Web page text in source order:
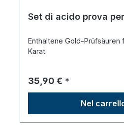
Set di acido prova
Enthaltene Gold-Prüfsäuren
Karat
Prezzo normale:
35,90 € *
Nel